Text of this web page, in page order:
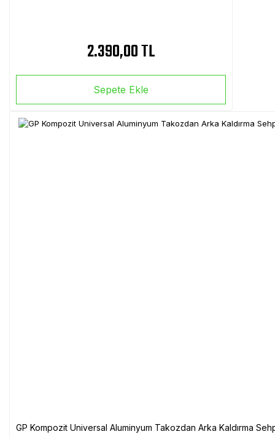
2.390,00 TL
Sepete Ekle
GP Kompozit Universal Aluminyum Takozdan Arka Kaldırma